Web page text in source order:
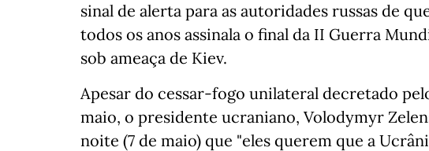
sinal de alerta para as autoridades russas de
todos os anos assinala o final da II Guerra
sob ameaça de Kiev.
Apesar do cessar-fogo unilateral decretado
maio, o presidente ucraniano, Volodymyr
noite (7 de maio) que "eles querem que a